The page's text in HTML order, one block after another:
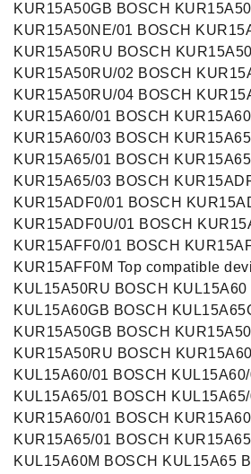
KUR15A50GB BOSCH
KUR15A50NE/01 BOSCH
KUR15A50RU BOSCH
KUR15A50RU/02 BOSCH
KUR15A50RU/04 BOSCH
KUR15A60/01 BOSCH
KUR15A60/03 BOSCH
KUR15A65/01 BOSCH
KUR15A65/03 BOSCH
KUR15ADF0/01 BOSCH
KUR15ADF0U/01 BOSCH
KUR15AFF0/01 BOSCH
KUR15AFF0M Top compatible
KUL15A50RU BOSCH KUL15A60
KUL15A60GB BOSCH
KUR15A50GB BOSCH
KUR15A50RU BOSCH
KUL15A60/01 BOSCH
KUL15A65/01 BOSCH
KUR15A60/01 BOSCH
KUR15A65/01 BOSCH
KUL15A60M BOSCH KUL15A65